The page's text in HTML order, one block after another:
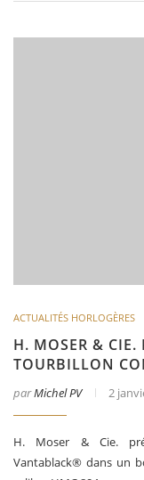
ACTUALITÉS HORLOGÈRES
H. MOSER & CIE.
TOURBILLON
parMichel PV 2
H. Moser & Cie.
Vantablack® dans un